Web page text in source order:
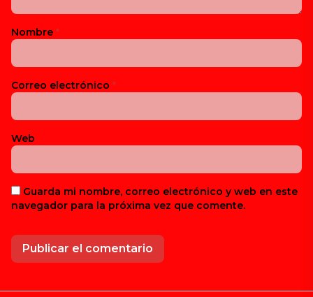
Nombre *
Correo electrónico *
Web
Guarda mi nombre, correo electrónico y web en este
navegador para la próxima vez que comente.